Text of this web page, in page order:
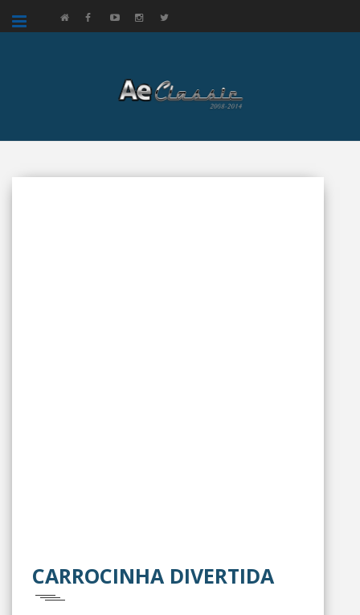
CARROCINHA DIVERTIDA